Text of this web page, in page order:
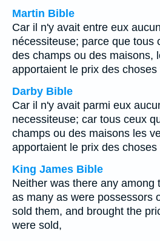
Martin Bible
Car il n'y avait entre eux
nécessiteuse; parce que tous
des champs ou des maisons,
apportaient le prix des choses
Darby Bible
Car il n'y avait parmi eux
necessiteuse; car tous ceux
champs ou des maisons les
apportaient le prix des choses
King James Bible
Neither was there any among
as many as were possessors
sold them, and brought the
were sold,